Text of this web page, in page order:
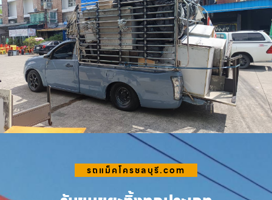
รถแม็คโครชลบุรี.com